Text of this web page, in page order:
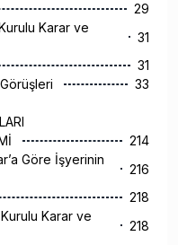
29
Karar ve
31
31
33
214
Göre İşyerinin
216
218
Kurulu Karar ve
218